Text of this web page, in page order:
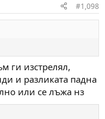
#1,098
ги изстрелял,
и разликата падна
или се лъжа нз